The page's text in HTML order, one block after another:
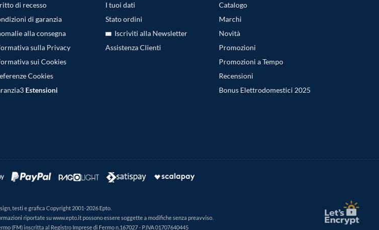
di recesso
di garanzia
alla consegna
sulla Privacy
sui Cookies
Cookies
Estensioni
I tuoi dati
Stato ordini
Iscriviti alla Newsletter
Assistenza Clienti
Catalogo
Marchi
Novità
Promozioni
Promozioni a Tempo
Recensioni
Bonus Elettrodomestici 2025
testi e grafica Copyright 2001-2026 Epto.
riportate su www.epto.it possono essere soggette a modifiche senza preavviso.
(FM) inscritta al Registro Imprese di Fermo n.167027 - P.IVA 01707640445